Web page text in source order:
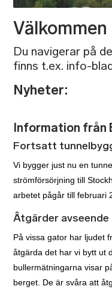
Du navigerar på
finns t.ex. info-
Nyheter:
Information från
Fortsatt
Vi bygger just nu en
strömförsörjning till
arbetet pågår till februari
Åtgärder avseende
På vissa gator har ljudet
åtgärda det har vi bytt ut
bullermätningarna visar
berget. De är svåra att